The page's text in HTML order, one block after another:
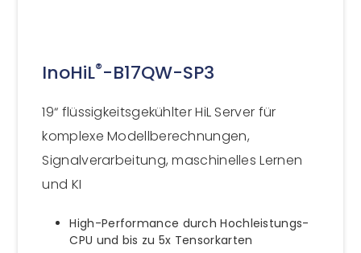
InoHiL®-B17QW-SP3
19“ flüssigkeitsgekühlter HiL Server für
komplexe Modellberechnungen,
Signalverarbeitung, maschinelles Lernen
und KI
High-Performance durch Hochleistungs-
CPU und bis zu 5x Tensorkarten